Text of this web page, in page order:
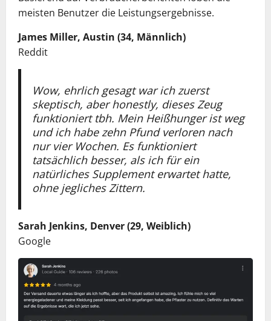
meisten Benutzer die Leistungsergebnisse.
James Miller, Austin (34, Männlich)
Reddit
Wow, ehrlich gesagt war ich zuerst
skeptisch, aber honestly, dieses Zeug
funktioniert tbh. Mein Heißhunger ist weg
und ich habe zehn Pfund verloren nach
nur vier Wochen. Es funktioniert
tatsächlich besser, als ich für ein
natürliches Supplement erwartet hatte,
ohne jegliches Zittern.
Sarah Jenkins, Denver (29, Weiblich)
Google